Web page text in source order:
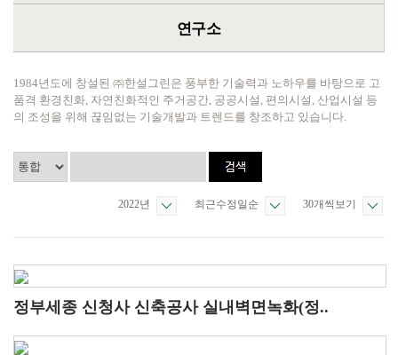
연구소
1984년도에 창설된 ㈜한설그린은 풍부한 기술력과 노하우를 바탕으로 고
품격 환경친화, 자연친화적인 주거공간, 공공시설, 편의시설, 산업시설 등
의 조성을 위해 끊임없는 기술개발과 트렌드를 창조하고 있습니다.
30개씩보기
최근수정일순
2022년
정부세종 신청사 신축공사 실내벽면녹화(정..